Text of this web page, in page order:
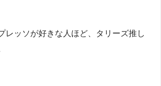
レッソが好きな人ほど、タリーズ推し